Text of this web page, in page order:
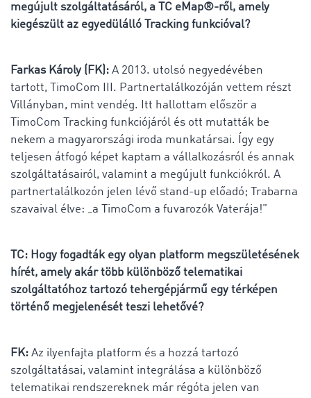
megújult szolgáltatásáról, a TC eMap®-ről, amely
kiegészült az egyedülálló Tracking funkcióval?
Farkas Károly (FK): A 2013. utolsó negyedévében
tartott, TimoCom III. Partnertalálkozóján vettem részt
Villányban, mint vendég. Itt hallottam először a
TimoCom Tracking funkciójáról és ott mutatták be
nekem a magyarországi iroda munkatársai. Így egy
teljesen átfogó képet kaptam a vállalkozásról és annak
szolgáltatásairól, valamint a megújult funkciókról. A
partnertalálkozón jelen lévő stand-up előadó; Trabarna
szavaival élve: „a TimoCom a fuvarozók Vaterája!”
TC: Hogy fogadták egy olyan platform megszületésének
hírét, amely akár több különböző telematikai
szolgáltatóhoz tartozó tehergépjármű egy térképen
történő megjelenését teszi lehetővé?
FK: Az ilyenfajta platform és a hozzá tartozó
szolgáltatásai, valamint integrálása a különböző
telematikai rendszereknek már régóta jelen van